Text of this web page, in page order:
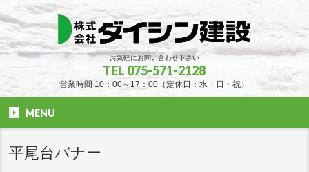
お気軽にお問い合わせ下さい
TEL 075-571-2128
営業時間 10：00～17：00（定休日：水・日・祝）
MENU
平尾台バナー